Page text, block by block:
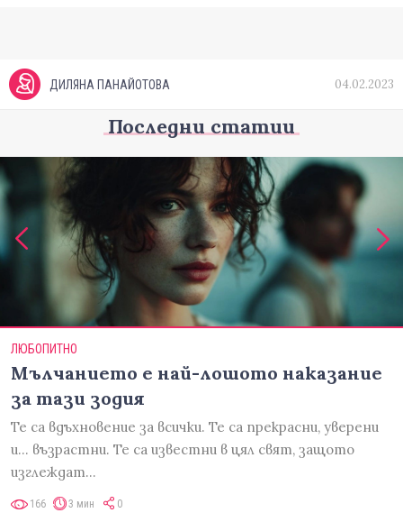
ДИЛЯНА ПАНАЙОТОВА 04.02.2023
Последни статии
ЛЮБОПИТНО
Мълчанието е най-лошото наказание
за тази зодия
Те са вдъхновение за всички. Те са прекрасни, уверени
и... възрастни. Те са известни в цял свят, защото
изглеждат…
166 3 мин 0